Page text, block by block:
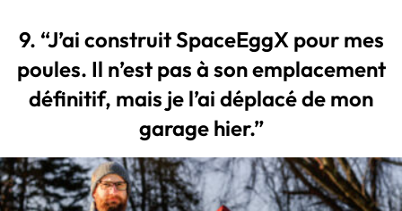
9. “J’ai construit SpaceEggX pour mes
poules. Il n’est pas à son emplacement
définitif, mais je l’ai déplacé de mon
garage hier.”